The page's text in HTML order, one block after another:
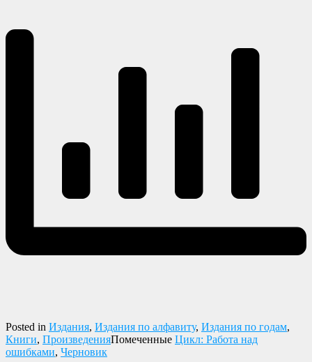
Posted in Издания, Издания по алфавиту, Издания по годам,
Книги, ПроизведенияПомеченные Цикл: Работа над
ошибками, Черновик